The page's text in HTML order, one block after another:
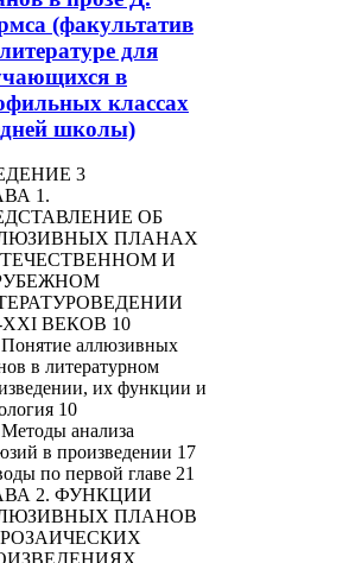
(факультатив
для
в
классах
школы)
3
1.
ОБ
ПЛАНАХ
И
XXI ВЕКОВ 10
Понятие аллюзивных
в литературном
их функции и
10
анализа
в произведении 17
по первой главе 21
2. ФУНКЦИИ
ПЛАНОВ